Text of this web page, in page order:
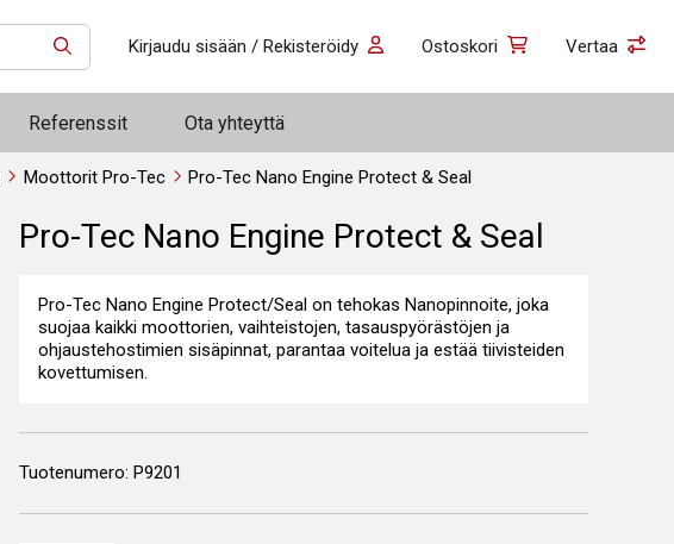
ETSI Kirjaudu sisään / Rekisteröidy Ostoskori Vertaa
Referenssit Ota yhteyttä
Moottorit Pro-Tec Pro-Tec Nano Engine Protect & Seal
Pro-Tec Nano Engine Protect & Seal
Pro-Tec Nano Engine Protect/Seal on tehokas Nanopinnoite, joka
suojaa kaikki moottorien, vaihteistojen, tasauspyörästöjen ja
ohjaustehostimien sisäpinnat, parantaa voitelua ja estää tiivisteiden
kovettumisen.
Tuotenumero: P9201